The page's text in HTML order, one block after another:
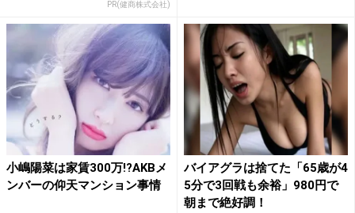
PR(健商株式会社)
小嶋陽菜は家賃300万!?AKBメ
ンバーの仰天マンション事情
バイアグラは捨てた「65歳が4
5分で3回戦も余裕」980円で
朝まで絶好調！